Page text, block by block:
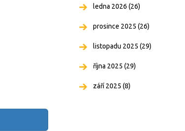
ledna 2026 (26)
prosince 2025 (26)
listopadu 2025 (29)
října 2025 (29)
září 2025 (8)